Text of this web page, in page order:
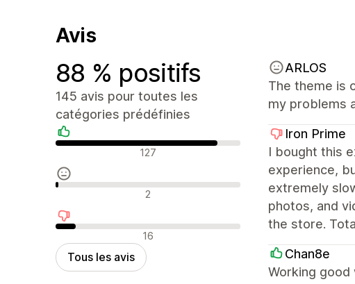
Avis
88 % positifs
145 avis pour toutes les
catégories prédéfinies
Avis positifs 127
Avis neutres 2
Avis négatifs 16
Tous les avis
ARLOS
The theme is
my problems
Iron Prime
I bought this
experience,
extremely
photos, and
the store.
Chan8e
Working good